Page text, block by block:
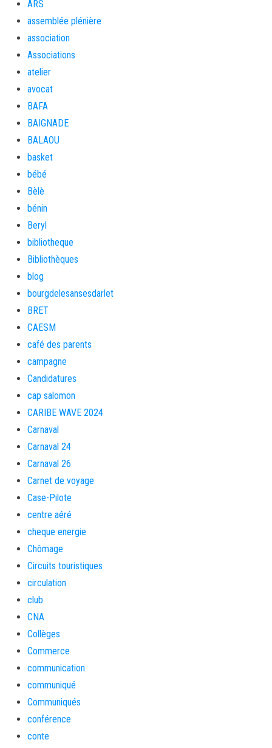
ARS
assemblée plénière
association
Associations
atelier
avocat
BAFA
BAIGNADE
BALAOU
basket
bébé
Bèlè
bénin
Beryl
bibliotheque
Bibliothèques
blog
bourgdelesansesdarlet
BRET
CAESM
café des parents
campagne
Candidatures
cap salomon
CARIBE WAVE 2024
Carnaval
Carnaval 24
Carnaval 26
Carnet de voyage
Case-Pilote
centre aéré
cheque energie
Chômage
Circuits touristiques
circulation
club
CNA
Collèges
Commerce
communication
communiqué
Communiqués
conférence
conte